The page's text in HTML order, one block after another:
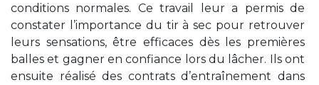
conditions normales. Ce travail leur a permis de
constater l’importance du tir à sec pour retrouver
leurs sensations, être efficaces dès les premières
balles et gagner en confiance lors du lâcher. Ils ont
ensuite réalisé des contrats d’entraînement dans